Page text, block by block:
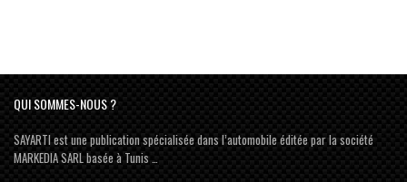
QUI SOMMES-NOUS ?
SAYARTI est une publication spécialisée dans l’automobile éditée par la société
MARKEDIA SARL basée à Tunis …